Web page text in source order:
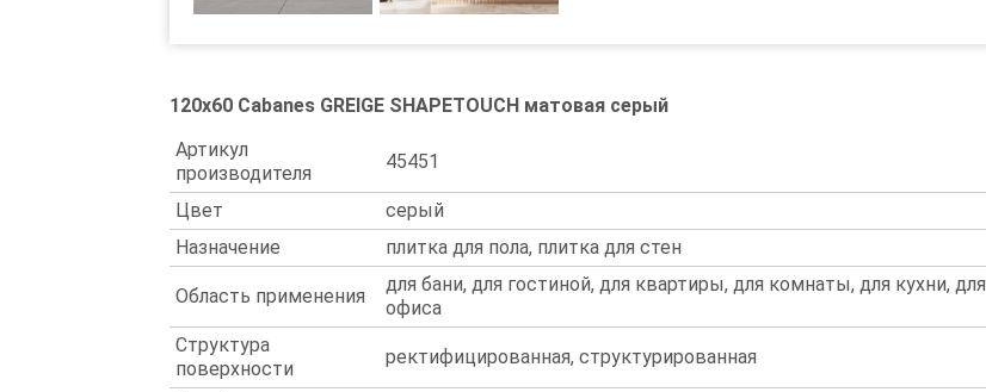
120x60 Cabanes GREIGE SHAPETOUCH матовая серый
Артикул
производителя
45451
Цвет
серый
Назначение
плитка для пола, плитка для стен
Область применения
для бани, для гостиной, для квартиры, для комнаты, для кухни, для
офиса
Структура
поверхности
ректифицированная, структурированная